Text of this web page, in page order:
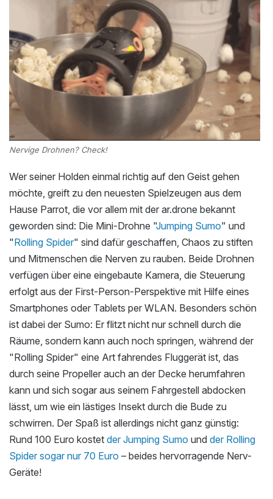
Nervige Drohnen? Check!
Wer seiner Holden einmal richtig auf den Geist gehen
möchte, greift zu den neuesten Spielzeugen aus dem
Hause Parrot, die vor allem mit der ar.drone bekannt
geworden sind: Die Mini-Drohne "Jumping Sumo" und
"Rolling Spider" sind dafür geschaffen, Chaos zu stiften
und Mitmenschen die Nerven zu rauben. Beide Drohnen
verfügen über eine eingebaute Kamera, die Steuerung
erfolgt aus der First-Person-Perspektive mit Hilfe eines
Smartphones oder Tablets per WLAN. Besonders schön
ist dabei der Sumo: Er flitzt nicht nur schnell durch die
Räume, sondern kann auch noch springen, während der
"Rolling Spider" eine Art fahrendes Fluggerät ist, das
durch seine Propeller auch an der Decke herumfahren
kann und sich sogar aus seinem Fahrgestell abdocken
lässt, um wie ein lästiges Insekt durch die Bude zu
schwirren. Der Spaß ist allerdings nicht ganz günstig:
Rund 100 Euro kostet der Jumping Sumo und der Rolling
Spider sogar nur 70 Euro – beides hervorragende Nerv-
Geräte!